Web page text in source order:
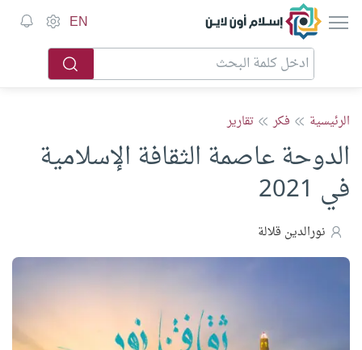
إسلام أون لاين EN
الرئيسية فكر تقارير
الدوحة عاصمة الثقافة الإسلامية
في 2021
نورالدين قلالة